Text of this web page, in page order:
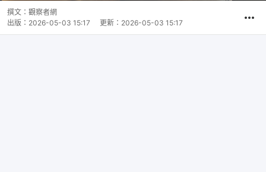
撰文： 觀察者網
出版： 2026-05-03 15:17 更新： 2026-05-03 15:17